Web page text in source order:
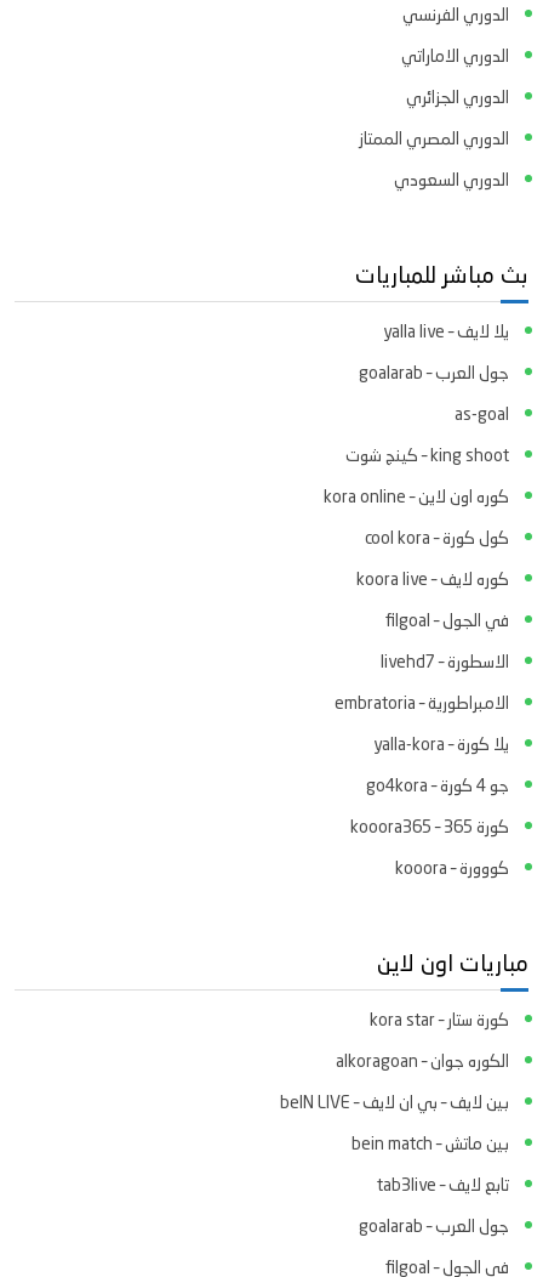
الدوري الفرنسي
الدوري الاماراتي
الدوري الجزائري
الدوري المصري الممتاز
الدوري السعودي
بث مباشر للمباريات
يلا لايف – yalla live
جول العرب – goalarab
as-goal
king shoot – كينج شوت
كوره اون لاين – kora online
كول كورة – cool kora
كوره لايف – koora live
في الجول – filgoal
الاسطورة – livehd7
الامبراطورية – embratoria
يلا كورة – yalla-kora
جو 4 كورة – go4kora
كورة 365 – kooora365
كووورة – kooora
مباريات اون لاين
كورة ستار – kora star
الكوره جوان – alkoragoan
بين لايف – بي ان لايف – beIN LIVE
بين ماتش – bein match
تابع لايف – tab3live
جول العرب – goalarab
في الجول – filgoal